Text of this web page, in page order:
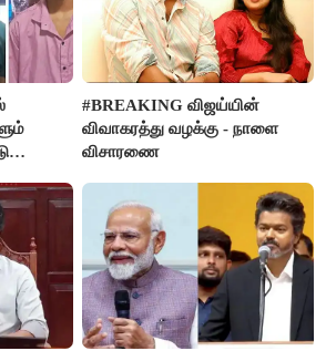
#BREAKING விஜய்யின்
விவாகரத்து வழக்கு - நாளை
விசாரணை